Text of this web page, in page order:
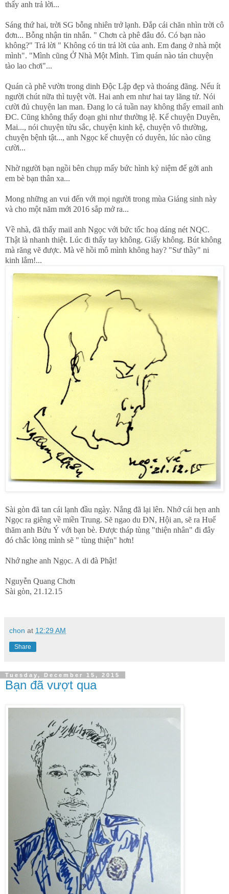
thấy anh trả lời...
Sáng thứ hai, trời SG bỗng nhiên trở lạnh. Đắp cái chăn nhìn trời cô
đơn... Bỗng nhận tin nhắn. " Chơn cà phê đâu đó. Có bạn nào
không?" Trả lời " Không có tin trả lời của anh. Em đang ở nhà một
mình". "Mình cũng Ở Nhà Một Mình. Tìm quán nào tán chuyện
tào lao chơi"...
Quán cà phê vườn trong dinh Độc Lập đẹp và thoáng đãng. Nếu ít
người chút nữa thì tuyệt vời. Hai anh em như hai tay lãng tử. Nói
cười đủ chuyện lan man. Đang lo cả tuần nay không thấy email anh
ĐC. Cũng không thấy đoạn ghi như thường lệ. Kể chuyện Duyên,
Mai..., nói chuyện tửu sắc, chuyện kinh kệ, chuyện vô thường,
chuyện bệnh tật..., anh Ngọc kể chuyện có duyên, lúc nào cũng
cười...
Nhờ người bạn ngồi bên chụp mấy bức hình kỷ niệm để gởi anh
em bè bạn thân xa...
Mong những an vui đến với mọi người trong mùa Giáng sinh này
và cho một năm mới 2016 sắp mở ra...
Về nhà, đã thấy mail anh Ngọc với bức tốc hoạ dáng nét NQC.
Thật là nhanh thiệt. Lúc đi thấy tay không. Giấy không. Bút không
mà răng vẽ được. Mà vẽ hồi mô mình không hay? "Sư thầy" ni
kinh lắm!...
Sài gòn đã tan cái lạnh đầu ngày. Nắng đã lại lên. Nhớ cái hẹn anh
Ngọc ra giêng về miền Trung. Sẽ ngao du ĐN, Hội an, sẽ ra Huế
thăm anh Bửu Ý với bạn bè. Được tháp tùng "thiện nhân" đi đây
đó chắc lòng mình sẽ " tùng thiện" hơn!
Nhớ nghe anh Ngọc. A di đà Phật!
Nguyễn Quang Chơn
Sài gòn, 21.12.15
chon at 12:29 AM
Share
Tuesday, December 15, 2015
Bạn đã vượt qua